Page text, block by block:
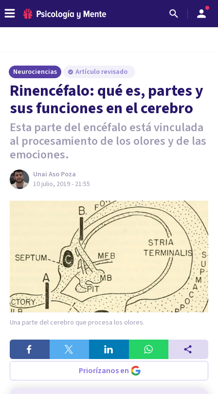
Neurociencias Artículo revisado
Rinencéfalo: qué es, partes y
sus funciones en el cerebro
Esta parte del encéfalo está vinculada
al procesamiento de los olores y de las
emociones.
Unai Aso Poza
10 julio, 2019 - 21:55
Una parte del cerebro que procesa los olores.
Priorízanos en